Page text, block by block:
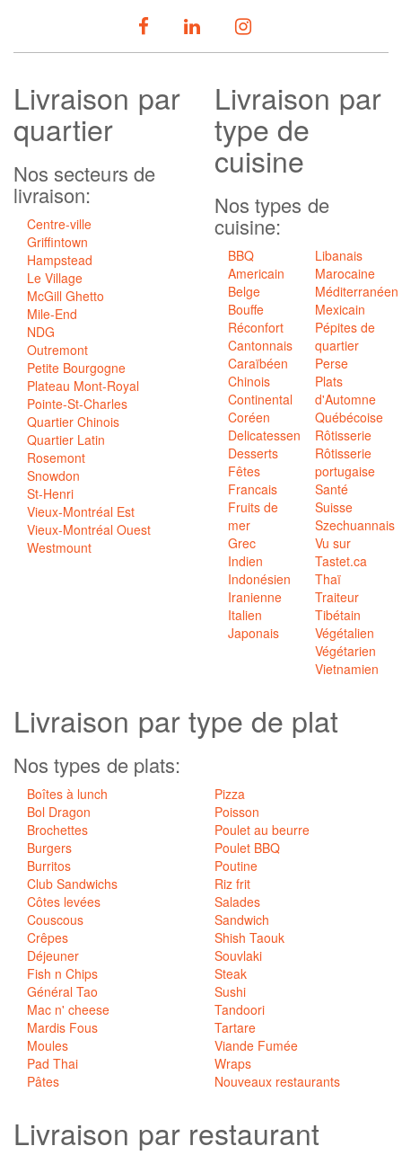
Livraison par
quartier
Nos secteurs de
livraison:
Centre-ville
Griffintown
Hampstead
Le Village
McGill Ghetto
Mile-End
NDG
Outremont
Petite Bourgogne
Plateau Mont-Royal
Pointe-St-Charles
Quartier Chinois
Quartier Latin
Rosemont
Snowdon
St-Henri
Vieux-Montréal Est
Vieux-Montréal Ouest
Westmount
Livraison par
type de
cuisine
Nos types de
cuisine:
BBQ
Americain
Belge
Bouffe
Réconfort
Cantonnais
Caraïbéen
Chinois
Continental
Coréen
Delicatessen
Desserts
Fêtes
Francais
Fruits de
mer
Grec
Indien
Indonésien
Iranienne
Italien
Japonais
Libanais
Marocaine
Méditerranéen
Mexicain
Pépites de
quartier
Perse
Plats
d'Automne
Québécoise
Rôtisserie
Rôtisserie
portugaise
Santé
Suisse
Szechuannais
Vu sur
Tastet.ca
Thaï
Traiteur
Tibétain
Végétalien
Végétarien
Vietnamien
Livraison partype de plat
Nos types de plats:
Boîtes à lunch
Bol Dragon
Brochettes
Burgers
Burritos
Club Sandwichs
Côtes levées
Couscous
Crêpes
Déjeuner
Fish n Chips
Général Tao
Mac n' cheese
Mardis Fous
Moules
Pad Thai
Pâtes
Pizza
Poisson
Poulet au beurre
Poulet BBQ
Poutine
Riz frit
Salades
Sandwich
Shish Taouk
Souvlaki
Steak
Sushi
Tandoori
Tartare
Viande Fumée
Wraps
Nouveaux restaurants
Livraison par restaurant